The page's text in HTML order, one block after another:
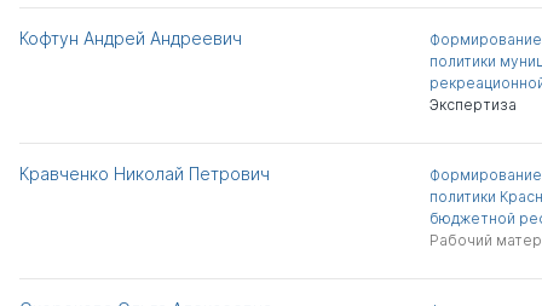
Кофтун Андрей Андреевич
политики
Экспертиза
Кравченко Николай Петрович
политики
бюджетной
Рабочий